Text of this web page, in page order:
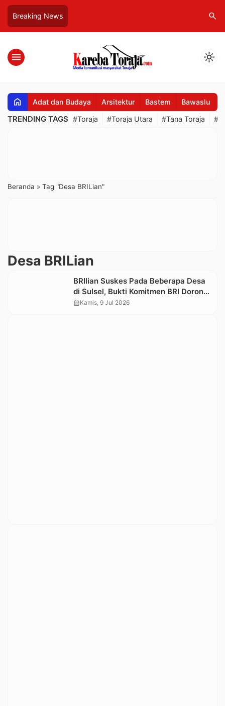
Breaking News search
menu light_mode
home Adat dan Budaya Arsitektur Bastem Bawaslu
TRENDING TAGS #Toraja #Toraja Utara #Tana Toraja
Beranda » Tag "Desa BRILian"
Desa BRILian
BRIlian Suskes Pada Beberapa Desa
di Sulsel, Bukti Komitmen BRI Dorong
Kemajuan UMKM
calendar_monthKamis, 9 Jul 2026